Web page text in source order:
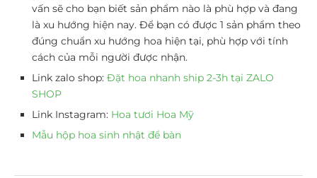
vấn sẽ cho bạn biết sản phẩm nào là phù hợp và đang
là xu hướng hiện nay. Để bạn có được 1 sản phẩm theo
đúng chuẩn xu hướng hoa hiện tại, phù hợp với tính
cách của mỗi người được nhận.
Link zalo shop: Đặt hoa nhanh ship 2-3h tại ZALO
SHOP
Link Instagram: Hoa tươi Hoa Mỹ
Mẫu hộp hoa sinh nhật để bàn